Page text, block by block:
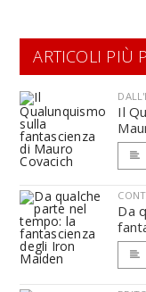
ARTICOLI PIÙ
Il
Da